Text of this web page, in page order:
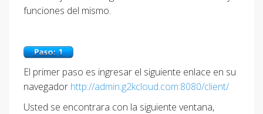
funciones del mismo.
El primer paso es ingresar el siguiente enlace en su
navegador http://admin.g2kcloud.com:8080/client/
Usted se encontrara con la siguiente ventana,